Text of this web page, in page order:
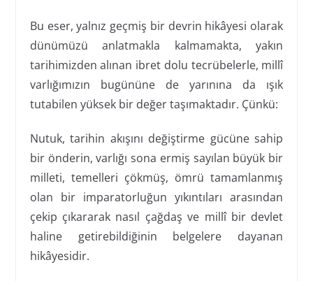
Bu eser, yalnız geçmiş bir devrin hikâyesi olarak
dünümüzü anlatmakla kalmamakta, yakın
tarihimizden alınan ibret dolu tecrübelerle, millî
varlığımızın bugününe de yarınına da ışık
tutabilen yüksek bir değer taşımaktadır. Çünkü:
Nutuk, tarihin akışını değiştirme gücüne sahip
bir önderin, varlığı sona ermiş sayılan büyük bir
milleti, temelleri çökmüş, ömrü tamamlanmış
olan bir imparatorluğun yıkıntıları arasından
çekip çıkararak nasıl çağdaş ve millî bir devlet
haline getirebildiğinin belgelere dayanan
hikâyesidir.